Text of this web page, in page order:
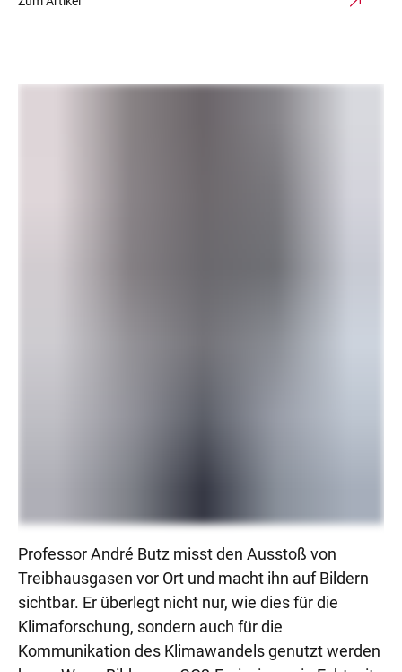
Professor André Butz misst den Ausstoß von
Treibhausgasen vor Ort und macht ihn auf Bildern
sichtbar. Er überlegt nicht nur, wie dies für die
Klimaforschung, sondern auch für die
Kommunikation des Klimawandels genutzt werden